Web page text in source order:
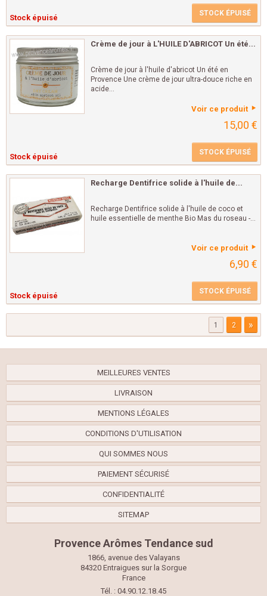
Stock épuisé STOCK ÉPUISÉ
Crème de jour à L'HUILE D'ABRICOT Un été...
Crème de jour à l'huile d'abricot Un été en
Provence Une crème de jour ultra-douce riche en
acide...
Voir ce produit
15,00 €
Stock épuisé STOCK ÉPUISÉ
Recharge Dentifrice solide à l'huile de...
Recharge Dentifrice solide à l'huile de coco et
huile essentielle de menthe Bio Mas du roseau -...
Voir ce produit
6,90 €
Stock épuisé STOCK ÉPUISÉ
1 2 »
MEILLEURES VENTES
LIVRAISON
MENTIONS LÉGALES
CONDITIONS D'UTILISATION
QUI SOMMES NOUS
PAIEMENT SÉCURISÉ
CONFIDENTIALITÉ
SITEMAP
Provence Arômes Tendance sud
1866, avenue des Valayans
84320 Entraigues sur la Sorgue
France
Tél. : 04.90.12.18.45